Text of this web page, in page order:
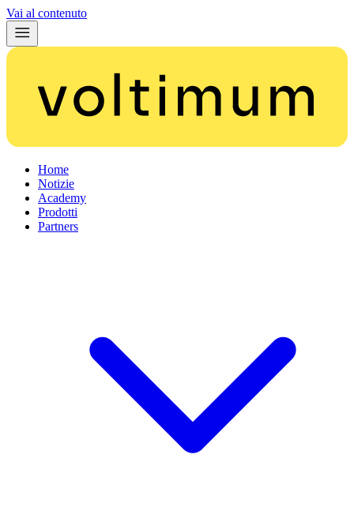
Vai al contenuto
Home
Notizie
Academy
Prodotti
Partners